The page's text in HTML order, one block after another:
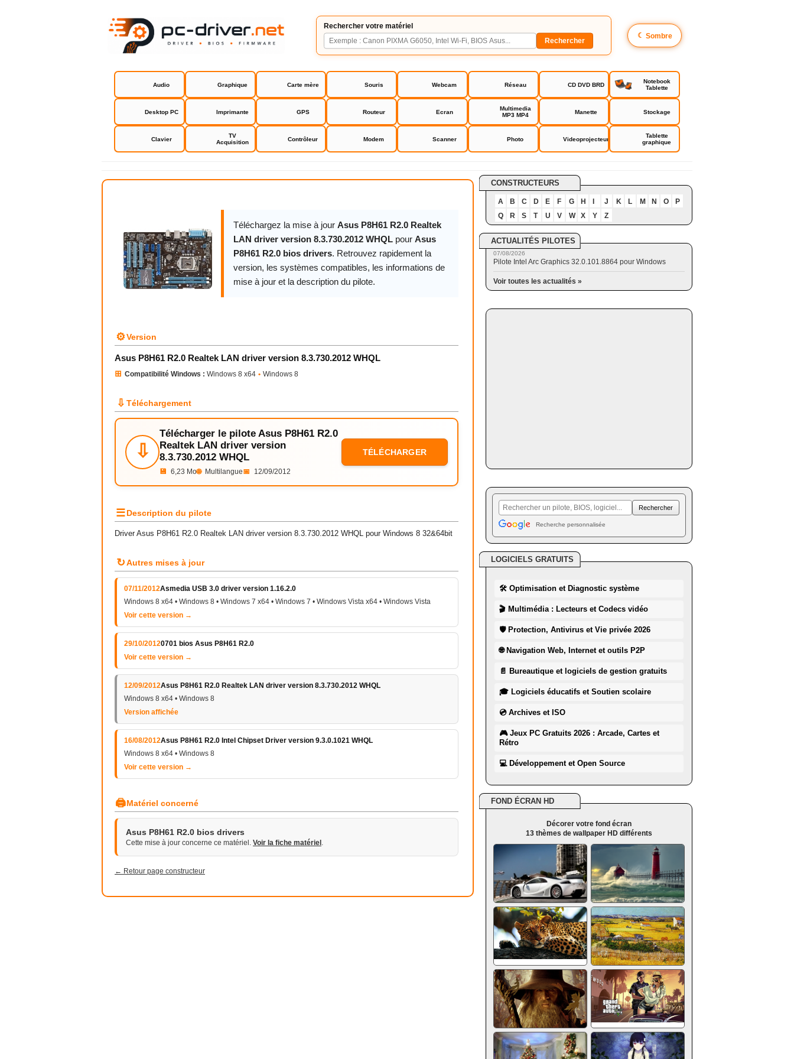
Rechercher votre matériel
☾ Sombre
Audio Graphique Carte mère Souris Webcam Réseau CD DVD BRD
Notebook
Tablette
Desktop PC Imprimante GPS Routeur Ecran
Multimedia
MP3 MP4
Manette Stockage
Clavier
TV
Acquisition
Contrôleur Modem Scanner Photo Videoprojecteur
Tablette
graphique
Asus P8H61 R2.0 bios drivers
Téléchargez la mise à jour Asus P8H61 R2.0 Realtek
LAN driver version 8.3.730.2012 WHQL pour Asus
P8H61 R2.0 bios drivers. Retrouvez rapidement la
version, les systèmes compatibles, les informations de
mise à jour et la description du pilote.
⚙Version
Asus P8H61 R2.0 Realtek LAN driver version 8.3.730.2012 WHQL
⊞ Compatibilité Windows : Windows 8 x64 • Windows 8
⇩ Téléchargement
⇩
Télécharger le pilote Asus P8H61 R2.0
Realtek LAN driver version
8.3.730.2012 WHQL
💾 6,23 Mo🌐 Multilangue📅 12/09/2012
TÉLÉCHARGER
☰Description du pilote
Driver Asus P8H61 R2.0 Realtek LAN driver version 8.3.730.2012 WHQL pour Windows 8 32&64bit
↻Autres mises à jour
07/11/2012Asmedia USB 3.0 driver version 1.16.2.0
Windows 8 x64 • Windows 8 • Windows 7 x64 • Windows 7 • Windows Vista x64 • Windows Vista
Voir cette version →
29/10/20120701 bios Asus P8H61 R2.0
Voir cette version →
12/09/2012Asus P8H61 R2.0 Realtek LAN driver version 8.3.730.2012 WHQL
Windows 8 x64 • Windows 8
Version affichée
16/08/2012Asus P8H61 R2.0 Intel Chipset Driver version 9.3.0.1021 WHQL
Windows 8 x64 • Windows 8
Voir cette version →
🖨Matériel concerné
Asus P8H61 R2.0 bios drivers
Cette mise à jour concerne ce matériel. Voir la fiche matériel .
← Retour page constructeur
CONSTRUCTEURS
A B C D E F G H J K L M N O
P
Q
R S T U V W X Y Z
ACTUALITÉS PILOTES
07/08/2026
Pilote Intel Arc Graphics 32.0.101.8864 pour Windows
Voir toutes les actualités »
Recherche personnalisée
LOGICIELS GRATUITS
🛠 Optimisation et Diagnostic système
🎬 Multimédia : Lecteurs et Codecs vidéo
🛡 Protection, Antivirus et Vie privée 2026
🌐 Navigation Web, Internet et outils P2P
📄 Bureautique et logiciels de gestion gratuits
🎓 Logiciels éducatifs et Soutien scolaire
💿 Archives et ISO
🎮 Jeux PC Gratuits 2026 : Arcade, Cartes et
Rétro
💻 Développement et Open Source
FOND ÉCRAN HD
Décorer votre fond écran
13 thèmes de wallpaper HD différents